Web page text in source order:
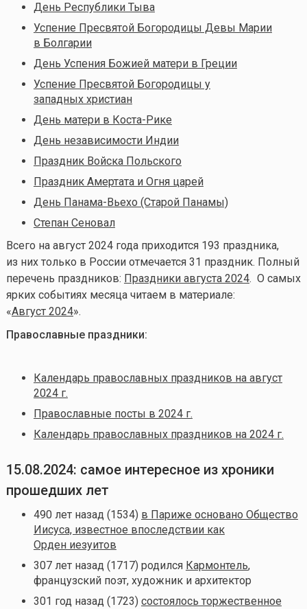
День Республики Тыва
Успение Пресвятой Богородицы Девы Марии
в Болгарии
День Успения Божией матери в Греции
Успение Пресвятой Богородицы у
западных христиан
День матери в Коста-Рике
День независимости Индии
Праздник Войска Польского
Праздник Амертата и Огня царей
День Панама-Вьехо (Старой Панамы)
Степан Сеновал
Всего на август 2024 года приходится 193 праздника,
из них только в России отмечается 31 праздник. Полный
перечень праздников: Праздники августа 2024. О самых
ярких событиях месяца читаем в материале:
«Август 2024».
Православные праздники:
Календарь православных праздников на август
2024 г.
Православные посты в 2024 г.
Календарь православных праздников на 2024 г.
15.08.2024: самое интересное из хроники
прошедших лет
490 лет назад (1534) в Париже основано Общество
Иисуса, известное впоследствии как
Орден иезуитов
307 лет назад (1717) родился Кармонтель,
французский поэт, художник и архитектор
301 год назад (1723) состоялось торжественное